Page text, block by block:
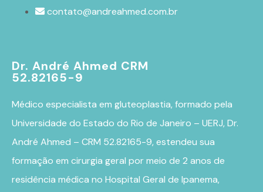
contato@andreahmed.com.br
Dr. André Ahmed CRM
52.82165-9
Médico especialista em gluteoplastia, formado pela
Universidade do Estado do Rio de Janeiro – UERJ, Dr.
André Ahmed – CRM 52.82165-9, estendeu sua
formação em cirurgia geral por meio de 2 anos de
residência médica no Hospital Geral de Ipanema,